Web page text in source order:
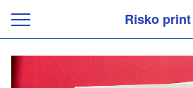
Risko print